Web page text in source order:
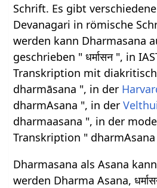
Schrift. Es gibt
Devanagari in römische
werden kann Dharmasana
geschrieben " धर्मासन ", in
Transkription mit
dharmāsana ", in der
dharmAsana ", in der
dharmaasana ", in der
Transkription " dharmAsana
Dharmasana als Asana
werden Dharma Asana,